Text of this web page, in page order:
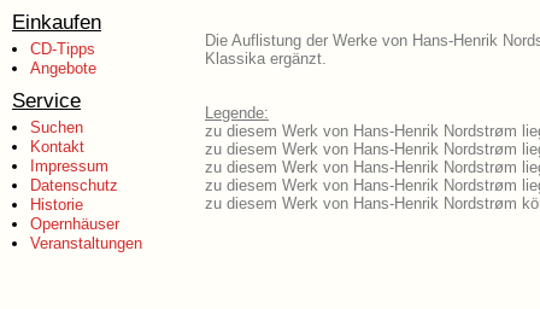
Einkaufen
CD-Tipps
Angebote
Service
Suchen
Kontakt
Impressum
Datenschutz
Historie
Opernhäuser
Veranstaltungen
Die Auflistung der Werke von Hans-Henrik
Klassika ergänzt.
Legende:
zu diesem Werk von Hans-Henrik Nordstrøm
zu diesem Werk von Hans-Henrik Nordstrøm
zu diesem Werk von Hans-Henrik Nordstrøm
zu diesem Werk von Hans-Henrik Nordstrøm
zu diesem Werk von Hans-Henrik Nordstrøm